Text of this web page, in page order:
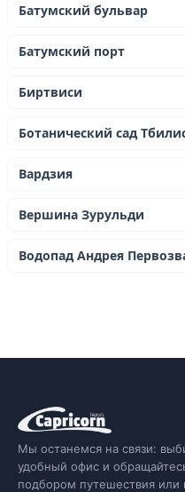
Батумский бульвар
Батумский порт
Биртвиси
Ботанический сад
Вардзия
Вершина Зурульди
Водопад Андрея
Мы останемся на связи:
удобный офис и
подбором путешествия или